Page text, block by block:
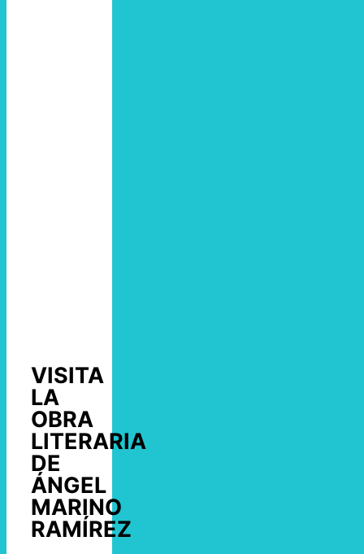
VISITA
LA
OBRA
LITERARIA
DE
ÁNGEL
MARINO
RAMÍREZ